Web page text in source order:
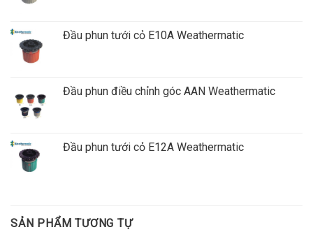
Đầu phun tưới cỏ E10A Weathermatic
Đầu phun điều chỉnh góc AAN Weathermatic
Đầu phun tưới cỏ E12A Weathermatic
SẢN PHẨM TƯƠNG TỰ